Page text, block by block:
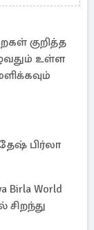
குறித்த
உள்ள
பிர்லா
World